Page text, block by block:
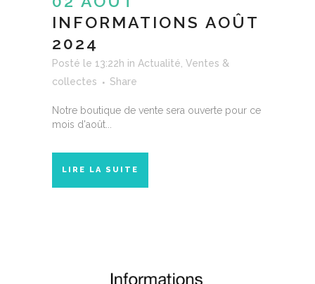
INFORMATIONS AOÛT
2024
Posté le 13:22h in Actualité Ventes &
collectes
Share
Notre boutique de vente sera ouverte pour ce
mois d'août...
LIRE LA SUITE